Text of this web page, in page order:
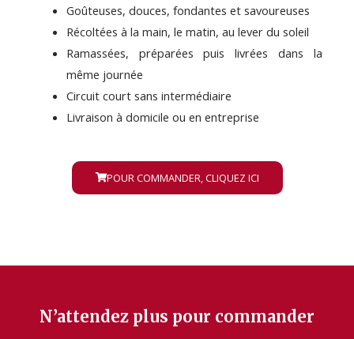
Goûteuses, douces, fondantes et savoureuses
Récoltées à la main, le matin, au lever du soleil
Ramassées, préparées puis livrées dans la
même journée
Circuit court sans intermédiaire
Livraison à domicile ou en entreprise
POUR COMMANDER, CLIQUEZ ICI
N’attendez plus pour commander